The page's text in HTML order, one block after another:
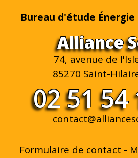
Bureau d'étude Énergie
Alliance
74, avenue de
85270 Saint-
02 51 54
Formulaire de contact -